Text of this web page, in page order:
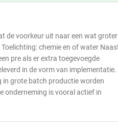
de voorkeur uit naar een wat groter
chemie en of water
pre als er extra toegevoegde
in de vorm van implementatie.
in grote batch productie worden
onderneming is vooral actief in